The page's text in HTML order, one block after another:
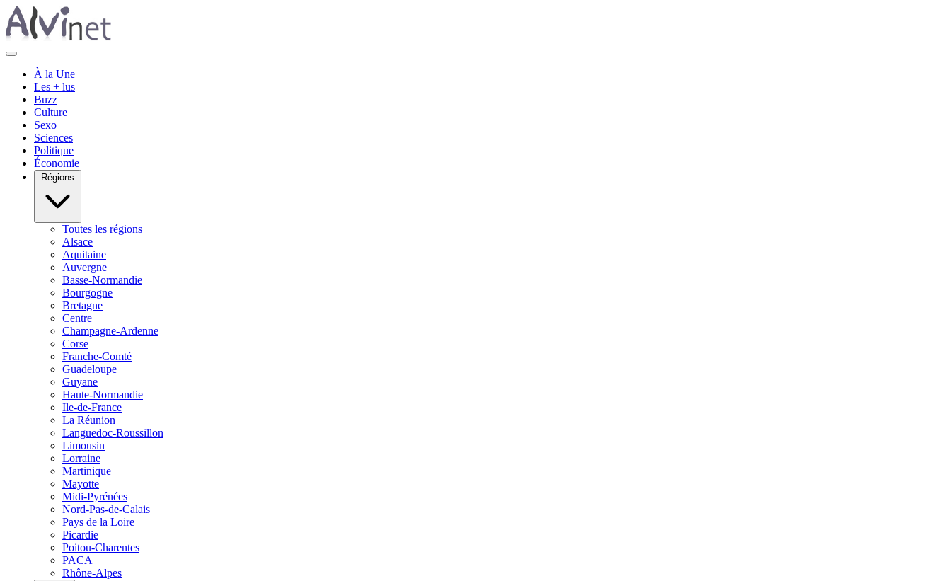
À la Une
Les + lus
Buzz
Culture
Sexo
Sciences
Politique
Économie
Régions
Toutes les régions
Alsace
Aquitaine
Auvergne
Basse-Normandie
Bourgogne
Bretagne
Centre
Champagne-Ardenne
Corse
Franche-Comté
Guadeloupe
Guyane
Haute-Normandie
Ile-de-France
La Réunion
Languedoc-Roussillon
Limousin
Lorraine
Martinique
Mayotte
Midi-Pyrénées
Nord-Pas-de-Calais
Pays de la Loire
Picardie
Poitou-Charentes
PACA
Rhône-Alpes